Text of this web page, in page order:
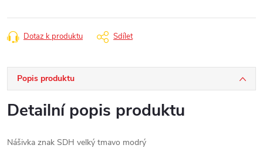
Dotaz k produktu Sdílet
Popis produktu
Detailní popis produktu
Nášivka znak SDH velký tmavo modrý